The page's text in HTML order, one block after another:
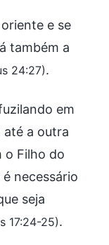
e se
também a
24:27).
em
até a outra
o Filho do
necessário
seja
17:24-25).